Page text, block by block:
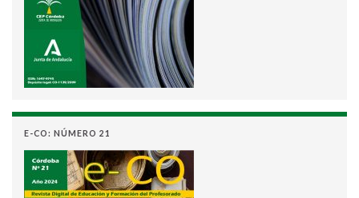
E-CO: NÚMERO 21